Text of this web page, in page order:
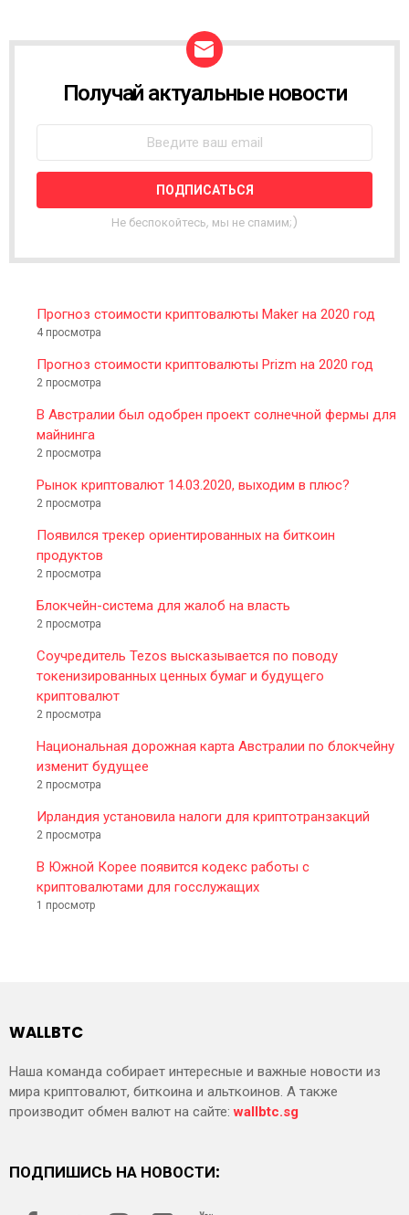
W
L
E
T
R
Получай актуальные новости
Не беспокойтесь, мы не спамим;)
Прогноз стоимости криптовалюты Maker на 2020 год
4 просмотра
Прогноз стоимости криптовалюты Prizm на 2020 год
2 просмотра
В Австралии был одобрен проект солнечной фермы для
майнинга
2 просмотра
Рынок криптовалют 14.03.2020, выходим в плюс?
2 просмотра
Появился трекер ориентированных на биткоин
продуктов
2 просмотра
Блокчейн-система для жалоб на власть
2 просмотра
Соучредитель Tezos высказывается по поводу
токенизированных ценных бумаг и будущего
криптовалют
2 просмотра
Национальная дорожная карта Австралии по блокчейну
изменит будущее
2 просмотра
Ирландия установила налоги для криптотранзакций
2 просмотра
В Южной Корее появится кодекс работы с
криптовалютами для госслужащих
1 просмотр
WALLBTC
Наша команда собирает интересные и важные новости из
мира криптовалют, биткоина и альткоинов. А также
производит обмен валют на сайте:wallbtc.sg
ПОДПИШИСЬ НА НОВОСТИ: